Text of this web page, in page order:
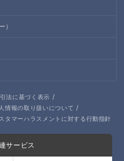
）
法に基づく表示 /
情報の取り扱いについて /
タマーハラスメントに対する行動指針
サービス